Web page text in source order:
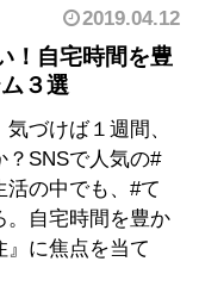
2019.04.12
！自宅時間を豊
３選
づけば１週間、
？SNSで人気の#
の中でも、#て
。自宅時間を豊か
』に焦点を当て